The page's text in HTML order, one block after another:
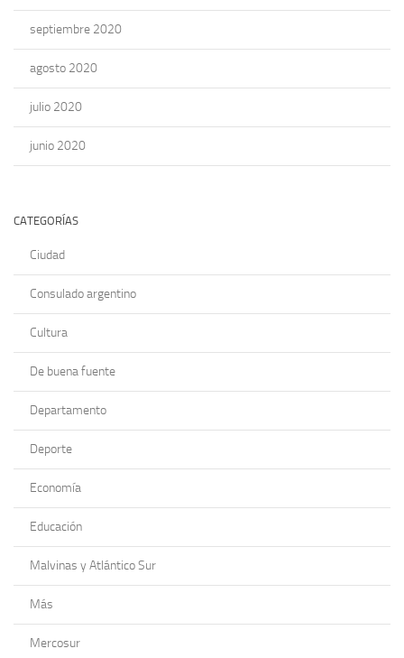
septiembre 2020
agosto 2020
julio 2020
junio 2020
CATEGORÍAS
Ciudad
Consulado argentino
Cultura
De buena fuente
Departamento
Deporte
Economía
Educación
Malvinas y Atlántico Sur
Más
Mercosur